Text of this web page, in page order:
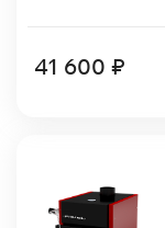
41 600 ₽